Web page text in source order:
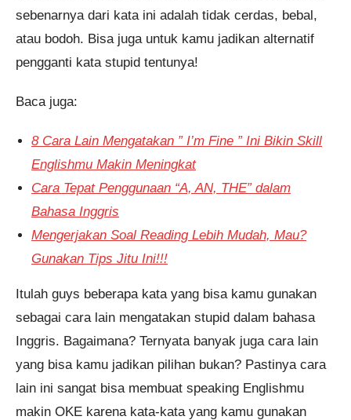
sebenarnya dari kata ini adalah tidak cerdas, bebal,
atau bodoh. Bisa juga untuk kamu jadikan alternatif
pengganti kata stupid tentunya!
Baca juga:
8 Cara Lain Mengatakan ” I’m Fine ” Ini Bikin Skill
Englishmu Makin Meningkat
Cara Tepat Penggunaan “A, AN, THE” dalam
Bahasa Inggris
Mengerjakan Soal Reading Lebih Mudah, Mau?
Gunakan Tips Jitu Ini!!!
Itulah guys beberapa kata yang bisa kamu gunakan
sebagai cara lain mengatakan stupid dalam bahasa
Inggris. Bagaimana? Ternyata banyak juga cara lain
yang bisa kamu jadikan pilihan bukan? Pastinya cara
lain ini sangat bisa membuat speaking Englishmu
makin OKE karena kata-kata yang kamu gunakan